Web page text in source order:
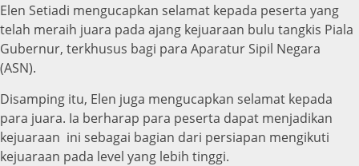
Elen Setiadi mengucapkan selamat kepada peserta yang
telah meraih juara pada ajang kejuaraan bulu tangkis Piala
Gubernur, terkhusus bagi para Aparatur Sipil Negara
(ASN).
Disamping itu, Elen juga mengucapkan selamat kepada
para juara. Ia berharap para peserta dapat menjadikan
kejuaraan ini sebagai bagian dari persiapan mengikuti
kejuaraan pada level yang lebih tinggi.